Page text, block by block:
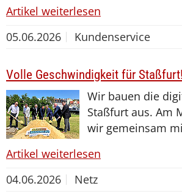
Artikel weiterlesen
05.06.2026
Kundenservice
Volle Geschwindigkeit für Staßfurt!
Wir bauen die
Staßfurt aus. Am
wir gemeinsam
Artikel weiterlesen
04.06.2026
Netz